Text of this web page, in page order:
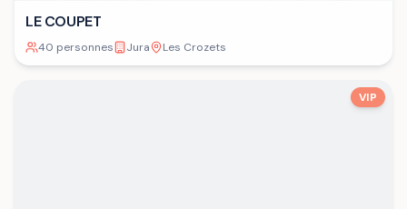
LE COUPET
40 personnes Jura Les Crozets
VIP